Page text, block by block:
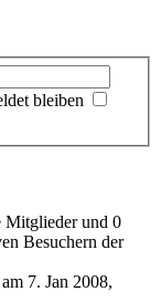
bleiben
Mitglieder und 0
Besuchern der
7. Jan 2008,